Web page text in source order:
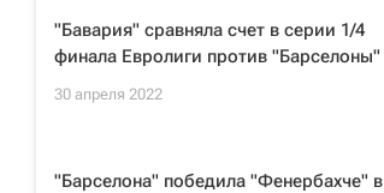
"Бавария" сравняла счет в серии 1/4
финала Евролиги против "Барселоны"
30 апреля 2022
"Барселона" победила "Фенербахче" в